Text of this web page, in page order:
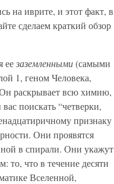
на иврите, и этот факт, в
сделаем краткий обзор
еезаземленными(самыми
1, геном Человека,
раскрывает всю химию,
поискать “четверки,
признаку
Они проявятся
в спирали. Они укажут
то, что в течение десяти
Вселенной,